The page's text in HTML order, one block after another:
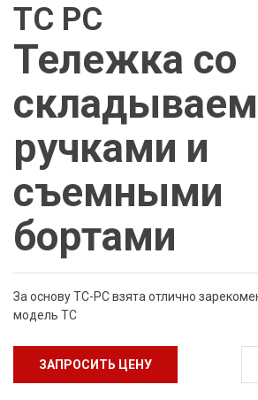
ТС РС
Тележка со
ручками и
съемными
бортами
За основу ТС-РС взята отлично
модель ТС
ЗАПРОСИТЬ ЦЕНУ